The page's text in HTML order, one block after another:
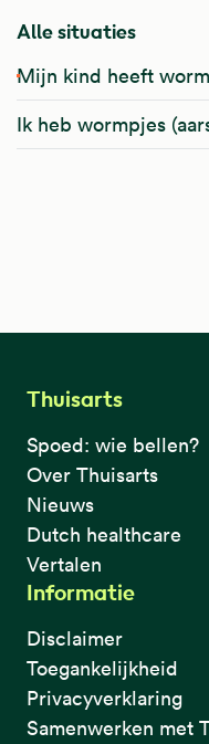
Alle situaties
Mijn kind heeft
Ik heb wormpjes
Thuisarts
Spoed: wie bellen?
Over Thuisarts
Nieuws
Dutch healthcare
Vertalen
Informatie
Disclaimer
Toegankelijkheid
Privacyverklaring
Samenwerken met